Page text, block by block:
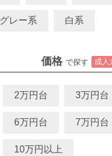
グレー系 白系
価格 で探す 成人
2万円台 3万円台
6万円台 7万円台
10万円以上